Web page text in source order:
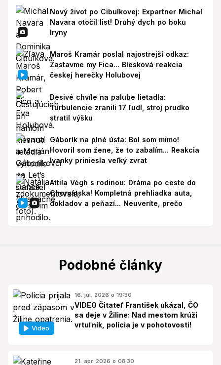
Nový život po Cibulkovej: Expartner Michal
Navara otočil list! Druhý dych po boku
Iryny
Maroš Kramár poslal najostrejší odkaz:
Zastavme my Fica... Blesková reakcia
českej herečky Holubovej
Desivé chvíle na palube lietadla:
Turbulencie zranili 17 ľudí, stroj prudko
stratil výšku
Gáborík na plné ústa: Bol som mimo!
Hovoril som žene, že to zabalím... Reakcia
Ivanky priniesla veľký zvrat
Attila Végh s rodinou: Dráma po ceste do
Chorvátska! Kompletná prehliadka auta,
dokladov a peňazí... Neuveríte, prečo
Podobné články
Video
16. júl. 2026 o 19:30
VIDEO Čitateľ František ukázal, ČO
sa deje v Žiline: Nad mestom krúži
vrtuľník, polícia je v pohotovosti!
21. apr. 2026 o 08:30